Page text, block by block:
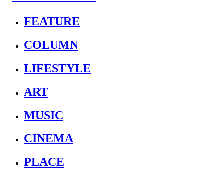
FEATURE
COLUMN
LIFESTYLE
ART
MUSIC
CINEMA
PLACE